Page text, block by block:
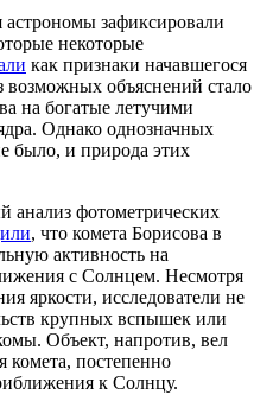
зафиксировали
некоторые
как признаки начавшегося
объяснений стало
на богатые летучими
Однако однозначных
было, и природа этих
анализ фотометрических
, что комета Борисова в
активность на
с Солнцем. Несмотря
яркости, исследователи не
крупных вспышек или
Объект, напротив, вел
комета, постепенно
к Солнцу.